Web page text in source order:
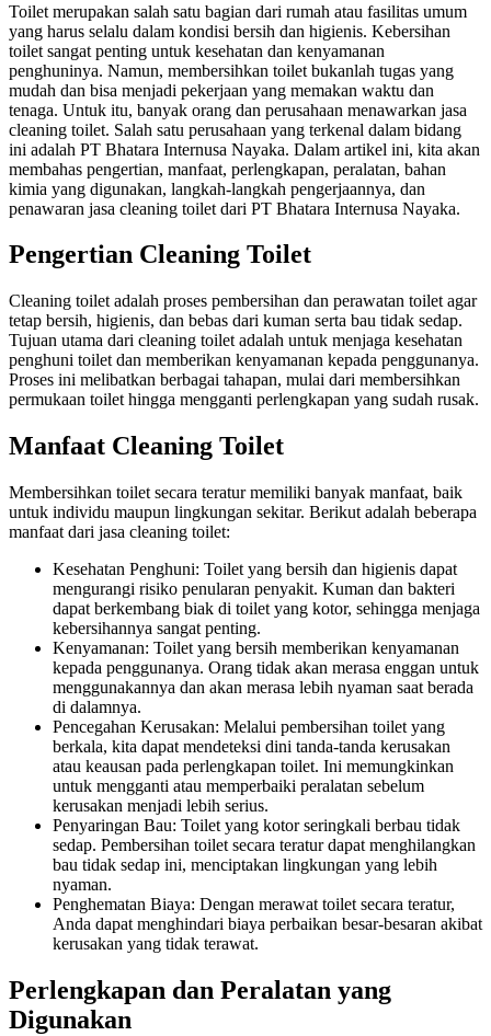
Toilet merupakan salah satu bagian dari rumah atau fasilitas umum
yang harus selalu dalam kondisi bersih dan higienis. Kebersihan
toilet sangat penting untuk kesehatan dan kenyamanan
penghuninya. Namun, membersihkan toilet bukanlah tugas yang
mudah dan bisa menjadi pekerjaan yang memakan waktu dan
tenaga. Untuk itu, banyak orang dan perusahaan menawarkan jasa
cleaning toilet. Salah satu perusahaan yang terkenal dalam bidang
ini adalah PT Bhatara Internusa Nayaka. Dalam artikel ini, kita akan
membahas pengertian, manfaat, perlengkapan, peralatan, bahan
kimia yang digunakan, langkah-langkah pengerjaannya, dan
penawaran jasa cleaning toilet dari PT Bhatara Internusa Nayaka.
Pengertian Cleaning Toilet
Cleaning toilet adalah proses pembersihan dan perawatan toilet agar
tetap bersih, higienis, dan bebas dari kuman serta bau tidak sedap.
Tujuan utama dari cleaning toilet adalah untuk menjaga kesehatan
penghuni toilet dan memberikan kenyamanan kepada penggunanya.
Proses ini melibatkan berbagai tahapan, mulai dari membersihkan
permukaan toilet hingga mengganti perlengkapan yang sudah rusak.
Manfaat Cleaning Toilet
Membersihkan toilet secara teratur memiliki banyak manfaat, baik
untuk individu maupun lingkungan sekitar. Berikut adalah beberapa
manfaat dari jasa cleaning toilet:
Kesehatan Penghuni: Toilet yang bersih dan higienis dapat
mengurangi risiko penularan penyakit. Kuman dan bakteri
dapat berkembang biak di toilet yang kotor, sehingga menjaga
kebersihannya sangat penting.
Kenyamanan: Toilet yang bersih memberikan kenyamanan
kepada penggunanya. Orang tidak akan merasa enggan untuk
menggunakannya dan akan merasa lebih nyaman saat berada
di dalamnya.
Pencegahan Kerusakan: Melalui pembersihan toilet yang
berkala, kita dapat mendeteksi dini tanda-tanda kerusakan
atau keausan pada perlengkapan toilet. Ini memungkinkan
untuk mengganti atau memperbaiki peralatan sebelum
kerusakan menjadi lebih serius.
Penyaringan Bau: Toilet yang kotor seringkali berbau tidak
sedap. Pembersihan toilet secara teratur dapat menghilangkan
bau tidak sedap ini, menciptakan lingkungan yang lebih
nyaman.
Penghematan Biaya: Dengan merawat toilet secara teratur,
Anda dapat menghindari biaya perbaikan besar-besaran akibat
kerusakan yang tidak terawat.
Perlengkapan dan Peralatan yang
Digunakan